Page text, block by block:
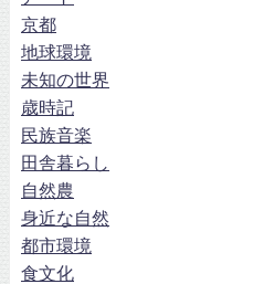
京都
地球環境
未知の世界
歳時記
民族音楽
田舎暮らし
自然農
身近な自然
都市環境
食文化